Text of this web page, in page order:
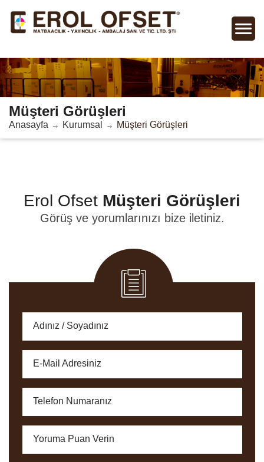
Müşteri Görüşleri
Anasayfa Kurumsal Müşteri Görüşleri
Erol Ofset Müşteri Görüşleri
Görüş ve yorumlarınızı bize iletiniz.
Adınız / Soyadınız
E-Mail Adresiniz
Telefon Numaranız
Yoruma Puan Verin